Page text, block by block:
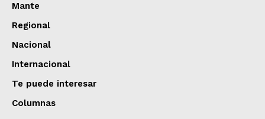
Mante
Regional
Nacional
Internacional
Te puede interesar
Columnas